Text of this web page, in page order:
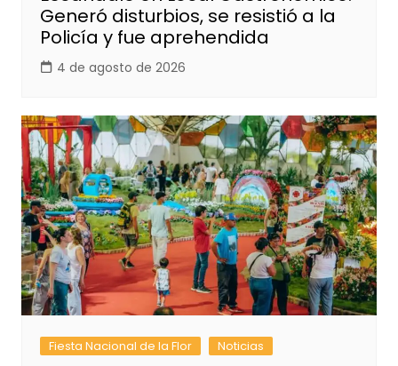
Generó disturbios, se resistió a la
Policía y fue aprehendida
4 de agosto de 2026
Fiesta Nacional de la Flor Noticias